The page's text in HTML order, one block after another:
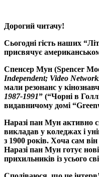
Дорогий читачу!
Сьогодні гість наших
присвячує
Спенсер Мун (Spencer
Independent; Video
мали резонанс у
1987-1991” (“Чорні в
видавничому домі “
Наразі пан Мун активно
викладав у коледжах і
з 1900 років. Хоча сам
Наразі пан Мун готує
прихильників із усього